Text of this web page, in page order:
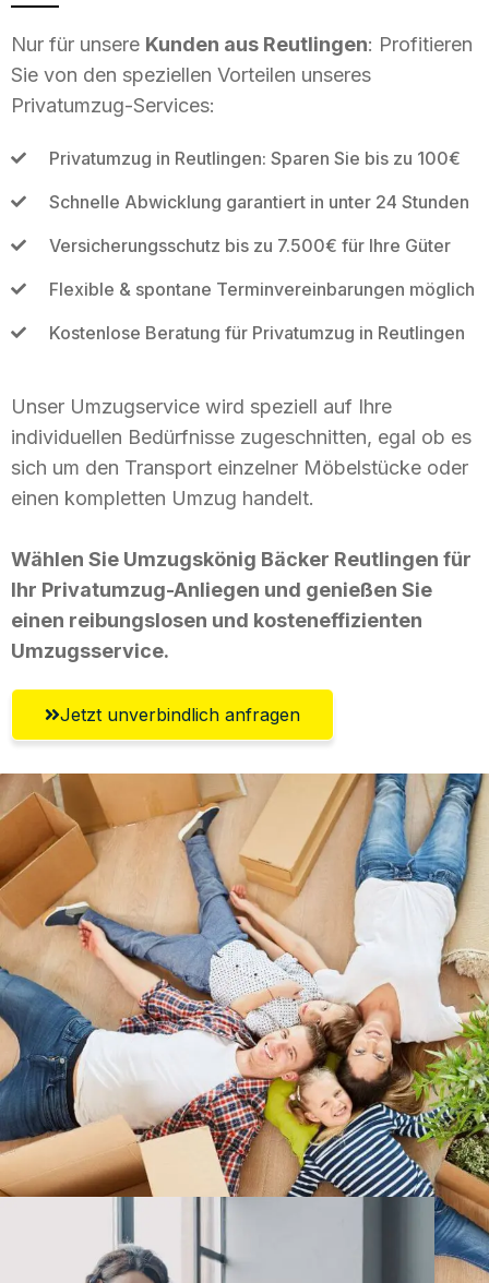
Nur für unsere Kunden aus Reutlingen: Profitieren
Sie von den speziellen Vorteilen unseres
Privatumzug-Services:
Privatumzug in Reutlingen: Sparen Sie bis zu 100€
Schnelle Abwicklung garantiert in unter 24 Stunden
Versicherungsschutz bis zu 7.500€ für Ihre Güter
Flexible & spontane Terminvereinbarungen möglich
Kostenlose Beratung für Privatumzug in Reutlingen
Unser Umzugservice wird speziell auf Ihre
individuellen Bedürfnisse zugeschnitten, egal ob es
sich um den Transport einzelner Möbelstücke oder
einen kompletten Umzug handelt.
Wählen Sie Umzugskönig Bäcker Reutlingen für
Ihr Privatumzug-Anliegen und genießen Sie
einen reibungslosen und kosteneffizienten
Umzugsservice.
Jetzt unverbindlich anfragen